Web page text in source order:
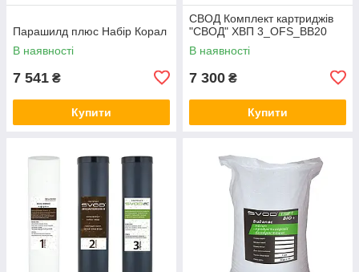
Парашилд плюс Набір Корал
В наявності
7 541 ₴
Купити
СВОД Комплект картриджів
"СВОД" ХВП 3_OFS_BB20
В наявності
7 300 ₴
Купити